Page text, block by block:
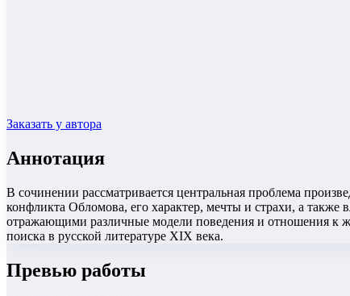
Заказать у автора
Аннотация
В сочинении рассматривается центральная проблема
конфликта Обломова, его характер, мечты и страхи, а
отражающими различные модели поведения и отношения к
поиска в русской литературе XIX века.
Превью работы